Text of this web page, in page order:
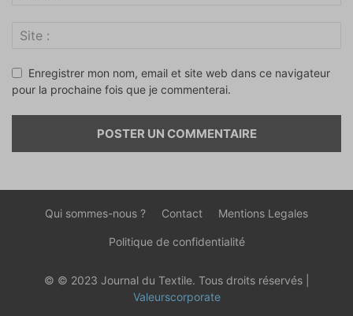
Enregistrer mon nom, email et site web dans ce navigateur
pour la prochaine fois que je commenterai.
Qui sommes-nous ? Contact Mentions Legales
Politique de confidentialité
© © 2023 Journal du Textile. Tous droits réservés |
Valeurscorporate